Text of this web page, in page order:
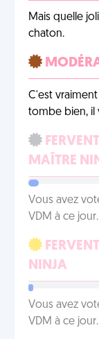
Mais quelle
chaton.
C'est
tombe bien, il
MAÎTRE
Vous avez
VDM à ce jour.
NINJA
Vous avez
VDM à ce jour.